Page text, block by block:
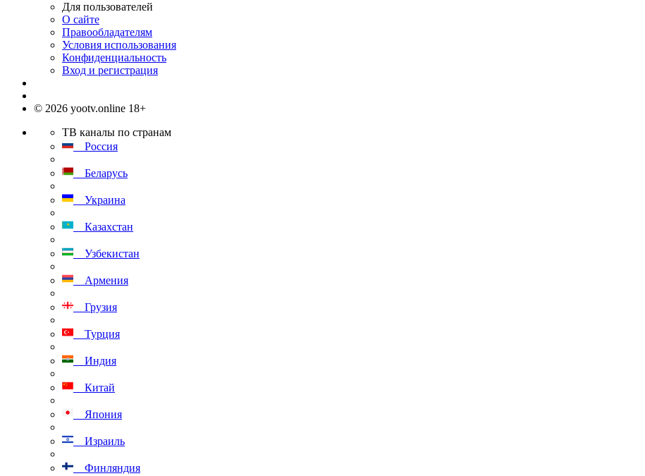
Для пользователей
О сайте
Правообладателям
Условия использования
Конфиденциальность
Вход и регистрация
© 2026 yootv.online 18+
ТВ каналы по странам
Россия
Беларусь
Украина
Казахстан
Узбекистан
Армения
Грузия
Турция
Индия
Китай
Япония
Израиль
Финляндия